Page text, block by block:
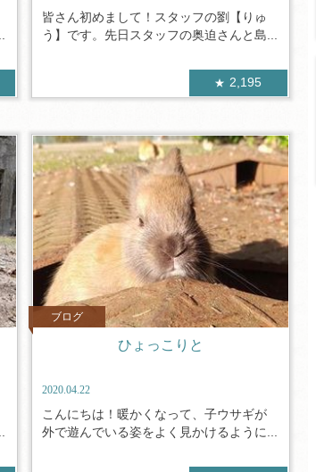
皆さん初めまして！スタッフの劉【りゅ
う】です。先日スタッフの奥迫さんと島...
2,195
ブログ
ひょっこりと
2020.04.22
こんにちは！暖かくなって、子ウサギが
外で遊んでいる姿をよく見かけるように...